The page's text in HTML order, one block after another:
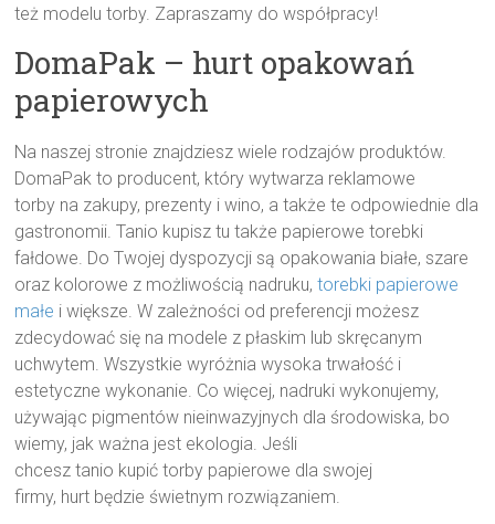
też modelu torby. Zapraszamy do współpracy!
DomaPak – hurt opakowań
papierowych
Na naszej stronie znajdziesz wiele rodzajów produktów.
DomaPak to producent, który wytwarza reklamowe
torby na zakupy, prezenty i wino, a także te odpowiednie dla
gastronomii. Tanio kupisz tu także papierowe torebki
fałdowe. Do Twojej dyspozycji są opakowania białe, szare
oraz kolorowe z możliwością nadruku,torebki papierowe
małe i większe. W zależności od preferencji możesz
zdecydować się na modele z płaskim lub skręcanym
uchwytem. Wszystkie wyróżnia wysoka trwałość i
estetyczne wykonanie. Co więcej, nadruki wykonujemy,
używając pigmentów nieinwazyjnych dla środowiska, bo
wiemy, jak ważna jest ekologia. Jeśli
chcesz tanio kupić torby papierowe dla swojej
firmy, hurt będzie świetnym rozwiązaniem.